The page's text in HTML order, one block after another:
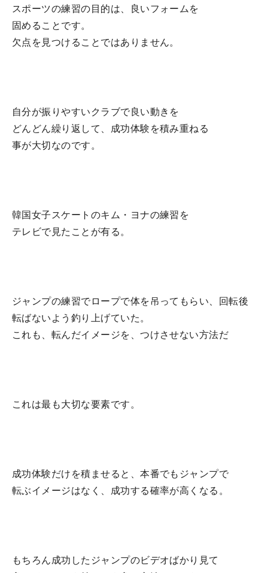
スポーツの練習の目的は、良いフォームを
固めることです。
欠点を見つけることではありません。
自分が振りやすいクラブで良い動きを
どんどん繰り返して、成功体験を積み重ねる
事が大切なのです。
韓国女子スケートのキム・ヨナの練習を
テレビで見たことが有る。
ジャンプの練習でロープで体を吊ってもらい、回転後
転ばないよう釣り上げていた。
これも、転んだイメージを、つけさせない方法だ
これは最も大切な要素です。
成功体験だけを積ませると、本番でもジャンプで
転ぶイメージはなく、成功する確率が高くなる。
もちろん成功したジャンプのビデオばかり見て